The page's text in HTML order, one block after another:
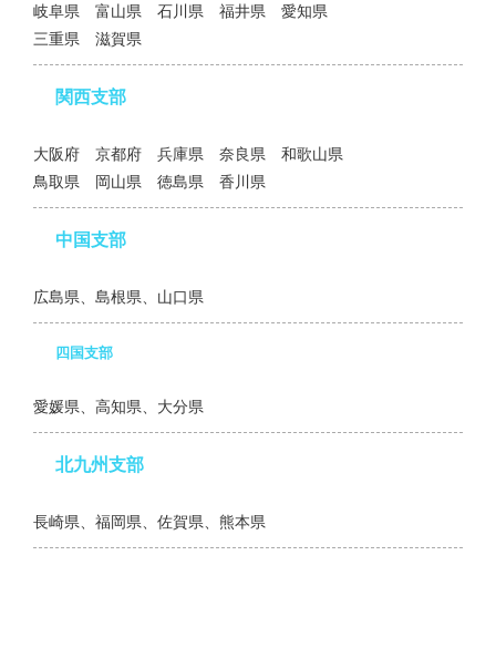
岐阜県 富山県 石川県 福井県 愛知県
三重県 滋賀県
関西支部
大阪府 京都府 兵庫県 奈良県 和歌山県
鳥取県 岡山県 徳島県 香川県
中国支部
広島県、島根県、山口県
四国支部
愛媛県、高知県、大分県
北九州支部
長崎県、福岡県、佐賀県、熊本県